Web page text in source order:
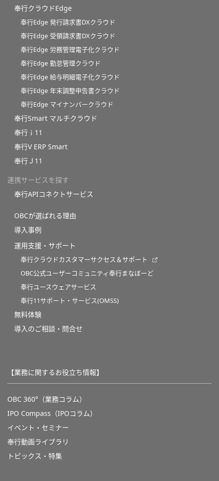
奉行クラウドEdge
奉行Edge 発行請求書DXクラウド
奉行Edge 受領請求書DXクラウド
奉行Edge 労務管理電子化クラウド
奉行Edge 勤怠管理クラウド
奉行Edge 給与明細電子化クラウド
奉行Edge 年末調整申告書クラウド
奉行Edge マイナンバークラウド
奉行Smart マルチクラウド
奉行ｉ11
奉行V ERP Smart
奉行Ｊ11
連携サービスを探す
奉行APIコネクトサービス
OBCが選ばれる理由
導入事例
運用支援・サポート
奉行クラウドカスタマーサクセス＆サポート
OBC公式ユーザーコミュニティ奉行まなぼーど
奉行ユースウェアサービス
奉行11サポート・サービス(OMSS)
無料体験
導入のご相談・問合せ
【業務に関するお役立ち情報】
OBC 360°（業務コラム）
IPO Compass（IPOコラム）
イベント・セミナー
奉行動画ライブラリ
トピックス・特集